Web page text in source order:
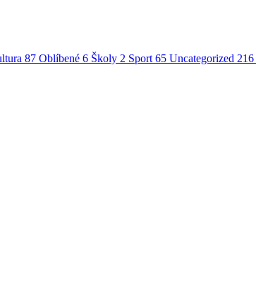
87 Oblíbené 6 Školy 2 Sport 65 Uncategorized 216